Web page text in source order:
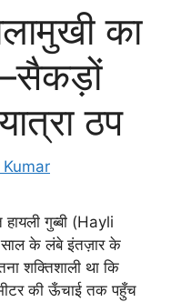
का
ठप
Kumar
हायली गुब्बी (Hayli
के लंबे इंतज़ार के
शक्तिशाली था कि
की ऊँचाई तक पहुँच